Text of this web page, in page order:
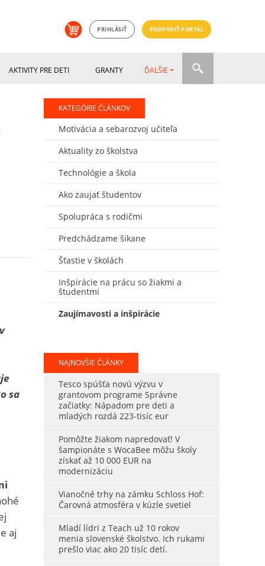
PRIHLÁSIŤ PODPORIŤ PORTÁL
AKTIVITY PRE DETI GRANTY ĎALŠIE
sa
aj
KATEGÓRIE ČLÁNKOV
Motivácia a sebarozvoj učiteľa
Aktuality zo školstva
Technológie a škola
Ako zaujať študentov
Spolupráca s rodičmi
Predchádzame šikane
Šťastie v školách
Inšpirácie na prácu so žiakmi a
študentmi
Zaujímavosti a inšpirácie
NAJNOVŠIE ČLÁNKY
Tesco spúšťa novú výzvu v
grantovom programe Správne
začiatky: Nápadom pre deti a
mladých rozdá 223-tisíc eur
Pomôžte žiakom napredovať! V
šampionáte s WocaBee môžu školy
získať až 10 000 EUR na
modernizáciu
Vianočné trhy na zámku Schloss Hof:
Čarovná atmosféra v kúzle svetiel
Mladí lídri z Teach už 10 rokov
menia slovenské školstvo. Ich rukami
prešlo viac ako 20 tisíc detí.